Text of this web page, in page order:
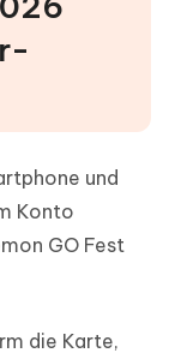
und
Konto
GO Fest
die Karte,